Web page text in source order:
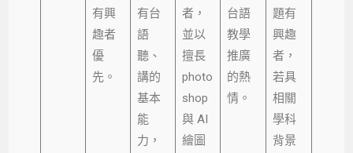
有興
趣者
優
先。
有台
語
聽、
講的
基本
能
力，
者，
並以
擅長
photo
shop
與 AI
繪圖
台語
教學
推廣
的熱
情。
題有
興趣
者，
若具
相關
學科
背景